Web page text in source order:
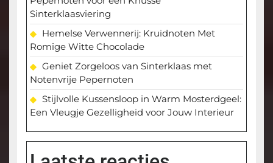
Sinterklaasviering
Hemelse Verwennerij: Kruidnoten Met
Romige Witte Chocolade
Geniet Zorgeloos van Sinterklaas met
Notenvrije Pepernoten
Stijlvolle Kussensloop in Warm Mosterdgeel:
Een Vleugje Gezelligheid voor Jouw Interieur